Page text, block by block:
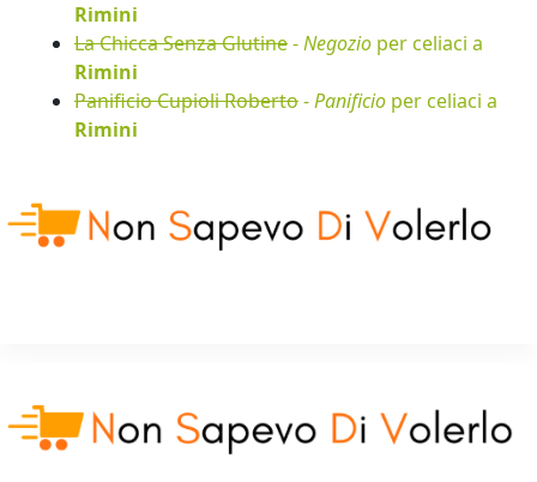
Rimini
La Chicca Senza Glutine-Negozio per celiaci a
Rimini
Panificio Cupioli Roberto-Panificio per celiaci a
Rimini